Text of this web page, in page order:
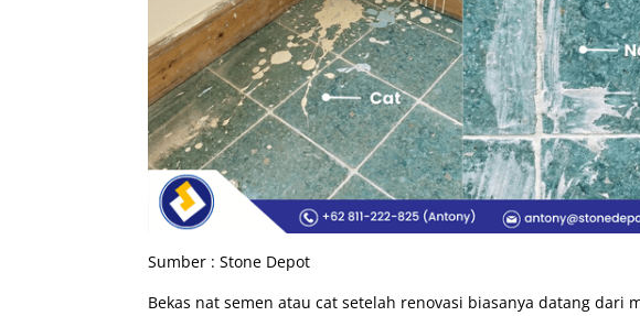
Sumber : Stone Depot
Bekas nat semen atau cat setelah renovasi biasanya datang